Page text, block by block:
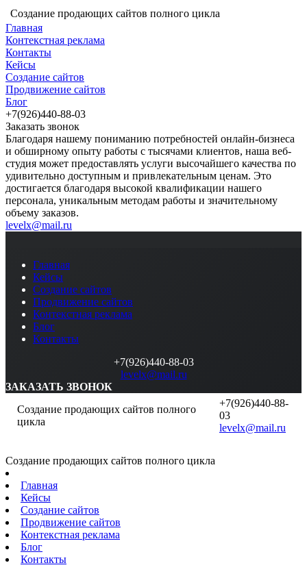
Создание продающих сайтов полного цикла
Главная
Контекстная реклама
Контакты
Кейсы
Создание сайтов
Продвижение сайтов
Блог
+7(926)440-88-03
Заказать звонок
Благодаря нашему пониманию потребностей онлайн-бизнеса
и обширному опыту работы с тысячами клиентов, наша веб-
студия может предоставлять услуги высочайшего качества по
удивительно доступным и привлекательным ценам. Это
достигается благодаря высокой квалификации нашего
персонала, уникальным методам работы и значительному
объему заказов.
levelx@mail.ru
Главная
Кейсы
Создание сайтов
Продвижение сайтов
Контекстная реклама
Блог
Контакты
+7(926)440-88-03
levelx@mail.ru
ЗАКАЗАТЬ ЗВОНОК
Создание продающих сайтов полного
цикла
+7(926)440-88-
03
levelx@mail.ru
Создание продающих сайтов полного цикла
Главная
Кейсы
Создание сайтов
Продвижение сайтов
Контекстная реклама
Блог
Контакты